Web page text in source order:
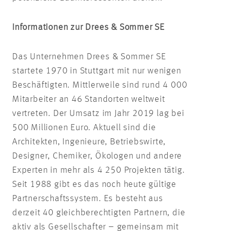
Informationen zur Drees & Sommer SE
Das Unternehmen Drees & Sommer SE
startete 1970 in Stuttgart mit nur wenigen
Beschäftigten. Mittlerweile sind rund 4 000
Mitarbeiter an 46 Standorten weltweit
vertreten. Der Umsatz im Jahr 2019 lag bei
500 Millionen Euro. Aktuell sind die
Architekten, Ingenieure, Betriebswirte,
Designer, Chemiker, Ökologen und andere
Experten in mehr als 4 250 Projekten tätig.
Seit 1988 gibt es das noch heute gültige
Partnerschaftssystem. Es besteht aus
derzeit 40 gleichberechtigten Partnern, die
aktiv als Gesellschafter – gemeinsam mit